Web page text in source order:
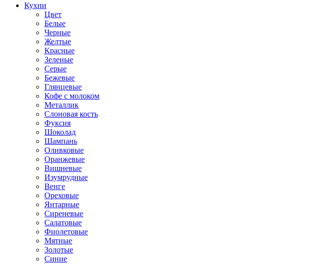
Кухни
Цвет
Белые
Черные
Желтые
Красные
Зеленые
Серые
Бежевые
Глянцевые
Кофе с молоком
Металлик
Слоновая кость
Фуксия
Шоколад
Шампань
Оливковые
Оранжевые
Вишневые
Изумрудные
Венге
Ореховые
Янтарные
Сиреневые
Салатовые
Фиолетовые
Мятные
Золотые
Синие